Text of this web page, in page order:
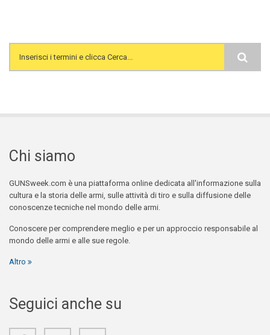
Search form
Chi siamo
GUNSweek.com è una piattaforma online dedicata all'informazione sulla
cultura e la storia delle armi, sulle attività di tiro e sulla diffusione delle
conoscenze tecniche nel mondo delle armi.
Conoscere per comprendere meglio e per un approccio responsabile al
mondo delle armi e alle sue regole.
Altro
Seguici anche su